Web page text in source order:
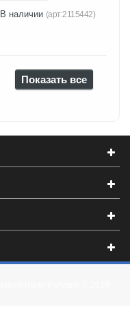
В наличии (арт:2115442)
Показать все